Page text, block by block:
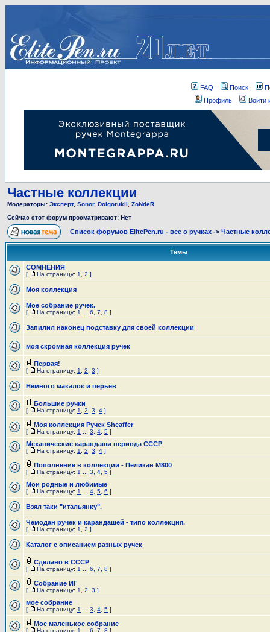
FAQ Поиск
Профиль
Войти
Частные коллекции
Модераторы: Эксперт, Sonor, Dolgorukii
ZoNdeR
Сейчас этот форум просматривают: Нет
Список форумов ElitePen.ru - все о ручках -> Частные
Темы
СОМНЕНИЯ
[ На страницу: 1 2 ]
Моя коллекция
Моё собрание ручек.
[ На страницу: 1 6 7 8 ]
Запилил наконец подставку для своей коллекции
моя скромная коллекция ручек
Первая!
[ На страницу: 1 2 3 ]
Немного макалок и перьев
Большие ручки
[ На страницу: 1 2 3 4 ]
Моя коллекция Ручек Sheaffer
[ На страницу: 1 3 4 5 ]
Механические карандаши периода СССР
[ На страницу: 1 2 3 4 ]
Пополнение в коллекции - Пеликан М800
[ На страницу: 1 3 4 5 ]
Мои родные и любимые
[ На страницу: 1 4 5 6 ]
Взял таки "итальянку".
Чемодан ручек и карандашей - типо коллекция.
[ На страницу: 1 2 ]
Каталог с описанием разных ручек
Сделано в СССР
[ На страницу: 1 6 7 8 ]
Собрание ИГ
[ На страницу: 1 2 3 ]
мое собрание
[ На страницу: 1 3 4 5 ]
Мое маленькое собрание
[ На страницу: 1 6 7 8 ]